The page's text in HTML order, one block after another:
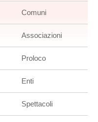
Comuni
Associazioni
Proloco
Enti
Spettacoli